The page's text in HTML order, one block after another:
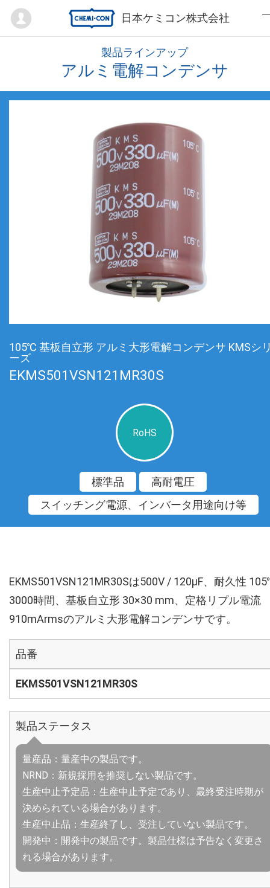
日本ケミコン株式会社
Mypage
製品ラインアップ
アルミ電解コンデンサ
105℃ 基板自立形 アルミ大形電解コンデンサ KMSシ
ーズ
EKMS501VSN121MR30S
RoHS
標準品
高耐電圧
スイッチング電源、インバータ用途向け等
EKMS501VSN121MR30Sは500V / 120µF、耐久性
3000時間、基板自立形 30×30 mm、定格リプル電流
910mArmsのアルミ大形電解コンデンサです。
品番
EKMS501VSN121MR30S
製品ステータス
量産品：量産中の製品です。
NRND：新規採用を推奨しない製品です。
生産中止予定品：生産中止予定であり、最終受注時期が
決められている場合があります。
生産中止品：生産終了し、受注していない製品です。
開発中：開発中の製品です。製品仕様は予告なく変更さ
れる場合があります。